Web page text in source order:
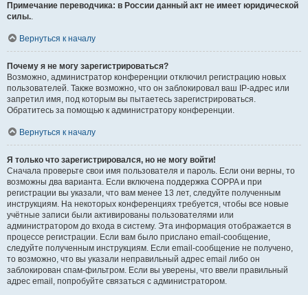
Примечание переводчика: в России данный акт не имеет юридической
силы..
Вернуться к началу
Почему я не могу зарегистрироваться?
Возможно, администратор конференции отключил регистрацию новых
пользователей. Также возможно, что он заблокировал ваш IP-адрес или
запретил имя, под которым вы пытаетесь зарегистрироваться.
Обратитесь за помощью к администратору конференции.
Вернуться к началу
Я только что зарегистрировался, но не могу войти!
Сначала проверьте свои имя пользователя и пароль. Если они верны, то
возможны два варианта. Если включена поддержка COPPA и при
регистрации вы указали, что вам менее 13 лет, следуйте полученным
инструкциям. На некоторых конференциях требуется, чтобы все новые
учётные записи были активированы пользователями или
администратором до входа в систему. Эта информация отображается в
процессе регистрации. Если вам было прислано email-сообщение,
следуйте полученным инструкциям. Если email-сообщение не получено,
то возможно, что вы указали неправильный адрес email либо он
заблокирован спам-фильтром. Если вы уверены, что ввели правильный
адрес email, попробуйте связаться с администратором.